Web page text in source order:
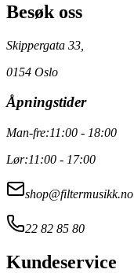
Besøk oss
Skippergata 33,
0154 Oslo
Åpningstider
Man-fre:11:00 - 18:00
Lør:11:00 - 17:00
shop@filtermusikk.no
22 82 85 80
Kundeservice